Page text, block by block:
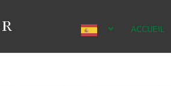
ACCUEIL